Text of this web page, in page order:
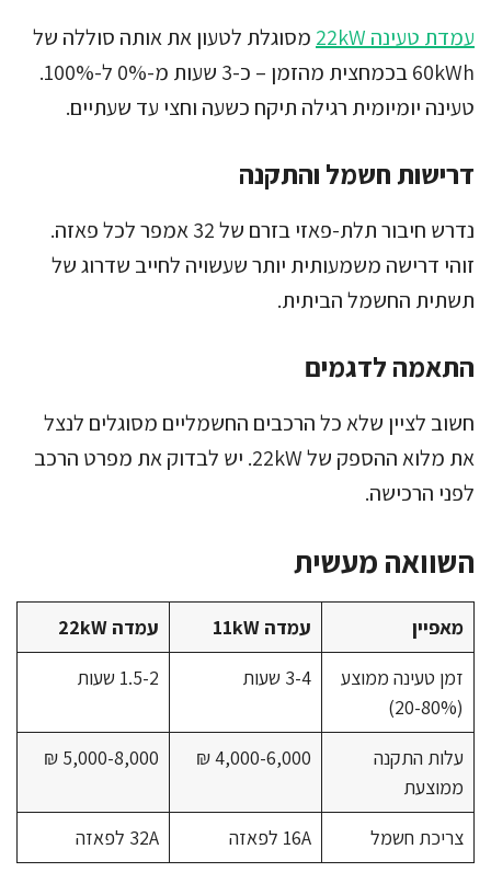
עמדת טעינה 22kW
מסוגלת לטעון את אותה סוללה של
60kWh בכמחצית מהזמן – כ-3 שעות מ-0% ל-100%.
טעינה יומיומית רגילה תיקח כשעה וחצי עד שעתיים.
דרישות חשמל והתקנה
נדרש חיבור תלת-פאזי בזרם של 32 אמפר לכל פאזה.
זוהי דרישה משמעותית יותר שעשויה לחייב שדרוג של
תשתית החשמל הביתית.
התאמה לדגמים
חשוב לציין שלא כל הרכבים החשמליים מסוגלים לנצל
את מלוא ההספק של 22kW. יש לבדוק את מפרט הרכב
לפני הרכישה.
השוואה מעשית
מאפיין עמדה 11kW
עמדה 22kW
זמן טעינה ממוצע
(20-80%)
3-4 שעות 1.5-2 שעות
עלות התקנה
ממוצעת
4,000-6,000 ₪
5,000-8,000 ₪
צריכת חשמל 16A לפאזה 32A לפאזה